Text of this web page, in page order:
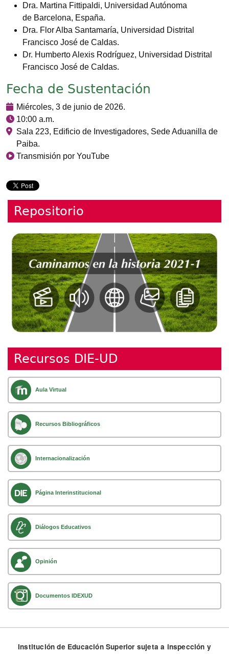
Dra. Martina Fittipaldi, Universidad Autónoma
de Barcelona, España.
Dra. Flor Alba Santamaría, Universidad Distrital
Francisco José de Caldas.
Dr. Humberto Alexis Rodríguez, Universidad Distrital
Francisco José de Caldas.
Fecha de Sustentación
Miércoles, 3 de junio de 2026.
10:00 a.m.
Sala 223, Edificio de Investigadores, Sede Aduanilla de
Paiba.
Transmisión por YouTube
Repositorio
Recursos DIE-UD
Aula Virtual
Recursos Bibliográficos
Internacionalización
Página Interinstitucional
Diálogos Educativos
Opinión
Documentos IDEXUD
Institución de Educación Superior sujeta a inspección y